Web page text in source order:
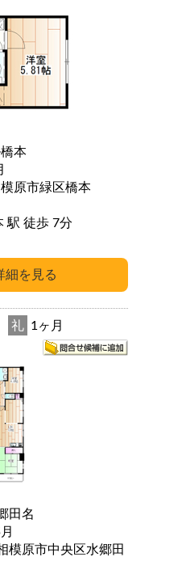
本
原市緑区橋本
横浜線 橋本 駅 徒歩 7分
礼 1ヶ月
田名
模原市中央区水郷田